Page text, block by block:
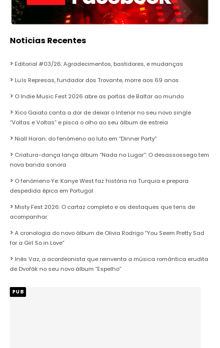
Noticias Recentes
Editorial #03/26: Agradecimentos, bastidores, e mudanças
Luís Represas, fundador dos Trovante, morre aos 69 anos
O Indie Music Fest 2026 abre as portas de Baltar ao mundo
Xico Gaiato canta a dor de deixar o Interior no seu novo single
“Voltas e Voltas” e pisca o olho ao seu álbum de estreia
Niall Horan: do fenómeno ao luto em “Dinner Party”
Criatura-dança lança álbum “Nada no Lugar”: O desassossego tem
nova banda sonora
O fenómeno Ye: Kanye West faz história na Turquia e prepara
despedida épica em Portugal
Misty Fest 2026: O cartaz completo e os destaques que tens de
acompanhar
A cronologia do novo álbum de Olivia Rodrigo “You Seem Pretty Sad
for a Girl So in Love”
Inês Vaz, a acordeonista que reinventa a música romântica erudita
de Dvořák no seu novo álbum “Espelho”
PUB